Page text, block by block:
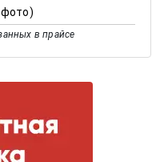
в прайсе